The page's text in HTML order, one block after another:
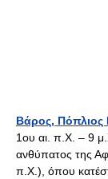
Βάρος, Πόπλιος
1ου αι. π.Χ. – 9
ανθύπατος της
π.Χ.), όπου